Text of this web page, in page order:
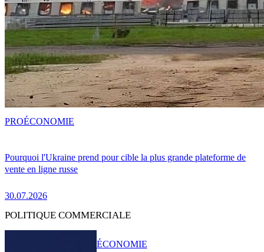
Pourquoi l'Ukraine prend pour cible la plus grande plateforme de
vente en ligne russe
30.07.2026
PROÉCONOMIE
POLITIQUE COMMERCIALE
ÉCONOMIE